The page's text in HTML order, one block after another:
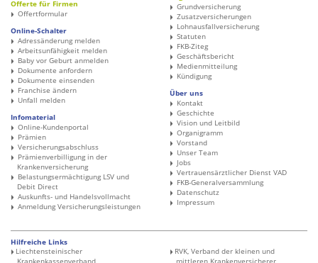
Offerte für Firmen
Offertformular
Online-Schalter
Adressänderung melden
Arbeitsunfähigkeit melden
Baby vor Geburt anmelden
Dokumente anfordern
Dokumente einsenden
Franchise ändern
Unfall melden
Infomaterial
Online-Kundenportal
Prämien
Versicherungsabschluss
Prämienverbilligung in der
Krankenversicherung
Belastungsermächtigung LSV und
Debit Direct
Auskunfts- und Handelsvollmacht
Anmeldung Versicherungsleistungen
Grundversicherung
Zusatzversicherungen
Lohnausfallversicherung
Statuten
FKB-Ziteg
Geschäftsbericht
Medienmitteilung
Kündigung
Über uns
Kontakt
Geschichte
Vision und Leitbild
Organigramm
Vorstand
Unser Team
Jobs
Vertrauensärztlicher Dienst VAD
FKB-Generalversammlung
Datenschutz
Impressum
Hilfreiche Links
Liechtensteinischer
Krankenkassenverband
RVK, Verband der kleinen und
mittleren ­Krankenversicherer